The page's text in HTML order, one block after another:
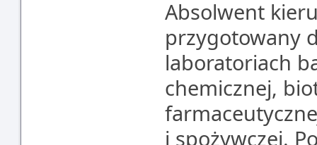
Absolwent
przygotowany
laboratoriach
chemicznej,
i spożywczej.